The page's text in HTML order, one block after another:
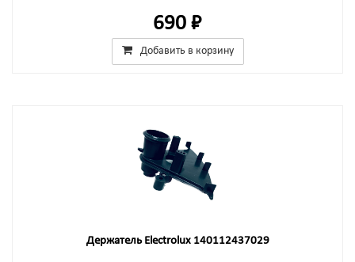
690 ₽
Добавить в корзину
Держатель Electrolux 140112437029